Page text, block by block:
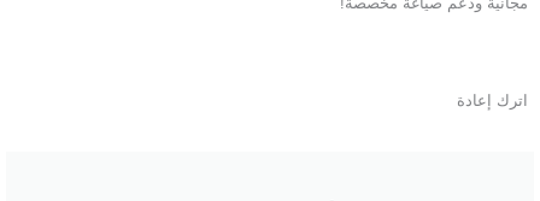
اترك إعادة